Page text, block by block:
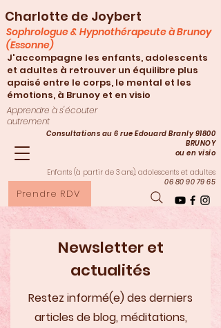
Charlotte de Joybert
Consultations au 6 rue Edouard Branly 91800
BRUNOY
ou en visio
Enfants (à partir de 3 ans), adolescents et adultes
06 80 90 79 65
Apprendre à s'écouter
autrement
Prendre RDV
Sophrologue & Hypnothérapeute à Brunoy
(Essonne)
J'accompagne les enfants, adolescents
et adultes à retrouver un équilibre plus
apaisé entre le corps, le mental et les
émotions, à Brunoy et en visio
Newsletter et
actualités
Restez informé(e) des derniers
articles de blog, méditations,